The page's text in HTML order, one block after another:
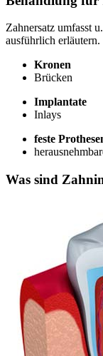
Zahnersatz umfasst
ausführlich erläutern.
Kronen
Brücken
Implantate
Inlays
feste
Was sind